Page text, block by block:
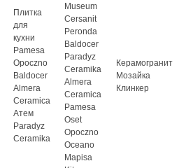
Плитка
для
кухни
Pamesa
Opoczno
Baldocer
Almera
Ceramica
Атем
Paradyz
Ceramika
Museum
Cersanit
Peronda
Baldocer
Paradyz
Ceramika
Almera
Ceramica
Pamesa
Oset
Opoczno
Oceano
Mapisa
Керамогранит
Мозайка
Клинкер